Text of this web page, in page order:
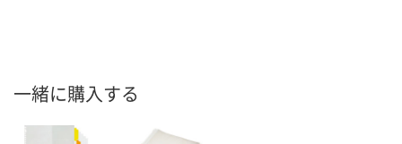
一緒に購入する